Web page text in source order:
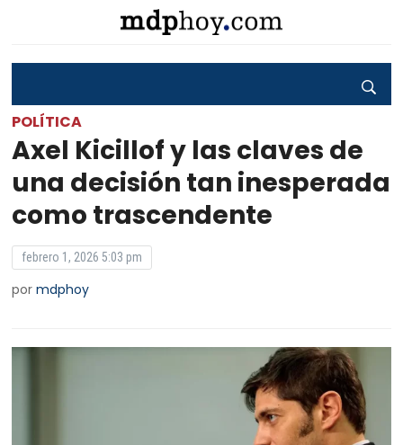
POLÍTICA
Axel Kicillof y las claves de
una decisión tan inesperada
como trascendente
febrero 1, 2026 5:03 pm
pormdphoy